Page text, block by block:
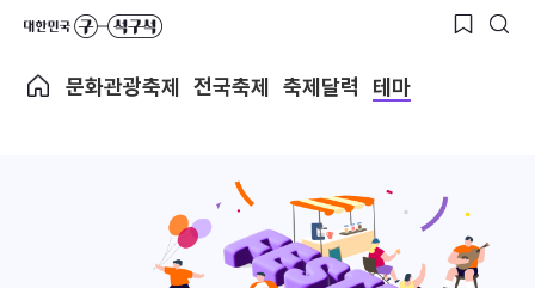
문화관광축제 전국축제 축제달력 테마